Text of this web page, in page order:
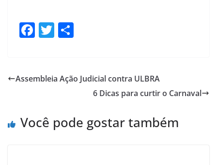
F
b
k
T
er e
Assembleia Ação Judicial contra ULBRA
6 Dicas para curtir o Carnaval
Você pode gostar também